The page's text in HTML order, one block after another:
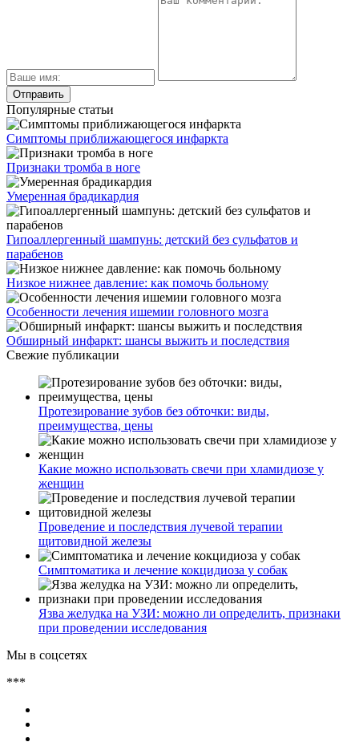
Популярные статьи
Симптомы приближающегося инфаркта
Признаки тромба в ноге
Умеренная брадикардия
Гипоаллергенный шампунь: детский без сульфатов и
парабенов
Низкое нижнее давление: как помочь больному
Особенности лечения ишемии головного мозга
Обширный инфаркт: шансы выжить и последствия
Свежие публикации
Протезирование зубов без обточки: виды,
преимущества, цены
Какие можно использовать свечи при хламидиозе у
женщин
Проведение и последствия лучевой терапии
щитовидной железы
Симптоматика и лечение кокцидиоза у собак
Язва желудка на УЗИ: можно ли определить, признаки
при проведении исследования
Мы в соцсетях
***